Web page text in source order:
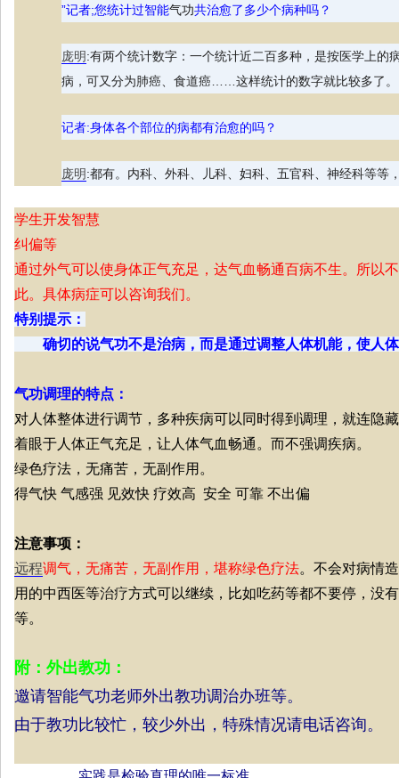
”记者;您统计过智能气功共治愈了多少个病种吗？
庞明:有两个统计数字：一个统计近二百多种，是按医学上
病，可又分为肺癌、食道癌……这样统计的数字就比较多了。
记者:身体各个部位的病都有治愈的吗？
庞明:都有。内科、外科、儿科、妇科、五官科、神经科等等
学生开发智慧
纠偏等
通过外气可以使身体正气充足，达气血畅通百病不生。所以
此。具体病症可以咨询我们。
特别提示：
确切的说气功不是治病，而是通过调整人体机能，使人体
气功调理的特点：
对人体整体进行调节，多种疾病可以同时得到调理，就连隐
着眼于人体正气充足，让人体气血畅通。而不强调疾病。
绿色疗法，无痛苦，无副作用。
得气快 气感强 见效快 疗效高 安全 可靠 不出偏
注意事项：
远程调气，无痛苦，无副作用，堪称绿色疗法。不会对病情
用的中西医等治疗方式可以继续，比如吃药等都不要停，没
等。
附：外出教功：
邀请智能气功老师外出教功调治办班等。
由于教功比较忙，较少外出，特殊情况请电话咨询。